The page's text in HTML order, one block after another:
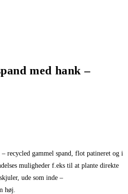
med hank –
recycled gammel spand, flot patineret og i
muligheder f.eks til at plante direkte
ude som inde –
høj.